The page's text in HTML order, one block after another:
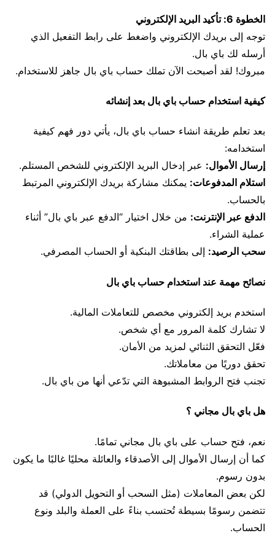
الخطوة 6: تأكيد البريد الإلكتروني
توجه إلى بريدك الإلكتروني واضغط على رابط التفعيل الذي
أرسله لك باي بال.
مبروك! لقد أصبحت الآن تملك حساب باي بال جاهز للاستخدام.
كيفية استخدام حساب باي بال بعد إنشائه
بعد تعلم طريقة انشاء حساب باي بال، يأتي دور فهم كيفية
استخدامه:
إرسال الأموال: عبر إدخال البريد الإلكتروني للشخص المستلم.
استلام المدفوعات: يمكنك مشاركة بريدك الإلكتروني المرتبط
بالحساب.
الدفع عبر الإنترنت: من خلال اختيار “الدفع عبر باي بال” أثناء
عملية الشراء.
سحب الرصيد: إلى بطاقتك البنكية أو الحساب المصرفي.
نصائح مهمة عند استخدام حساب باي بال
استخدم بريد إلكتروني مخصص للتعاملات المالية.
لا تشارك كلمة المرور مع أي شخص.
فعّل التحقق الثنائي لمزيد من الأمان.
تحقق دوريًا من معاملاتك.
تجنب فتح الروابط المشبوهة التي تدّعي أنها من باي بال.
هل باي بال مجاني ؟
نعم، فتح حساب على باي بال مجاني تمامًا.
كما أن إرسال الأموال إلى الأصدقاء والعائلة محليًا غالبًا ما يكون
بدون رسوم.
لكن بعض المعاملات (مثل السحب أو التحويل الدولي) قد
تتضمن رسومًا بسيطة تُحتسب بناءً على العملة والبلد ونوع
الحساب.